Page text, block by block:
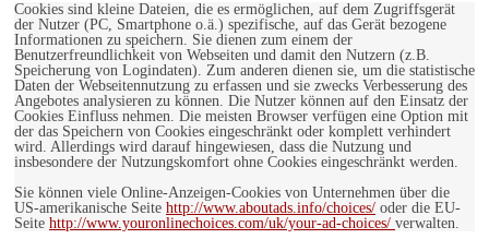
Cookies sind kleine Dateien, die es ermöglichen, auf dem Zugriffsgerät
der Nutzer (PC, Smartphone o.ä.) spezifische, auf das Gerät bezogene
Informationen zu speichern. Sie dienen zum einem der
Benutzerfreundlichkeit von Webseiten und damit den Nutzern (z.B.
Speicherung von Logindaten). Zum anderen dienen sie, um die statistische
Daten der Webseitennutzung zu erfassen und sie zwecks Verbesserung des
Angebotes analysieren zu können. Die Nutzer können auf den Einsatz der
Cookies Einfluss nehmen. Die meisten Browser verfügen eine Option mit
der das Speichern von Cookies eingeschränkt oder komplett verhindert
wird. Allerdings wird darauf hingewiesen, dass die Nutzung und
insbesondere der Nutzungskomfort ohne Cookies eingeschränkt werden.
Sie können viele Online-Anzeigen-Cookies von Unternehmen über die
US-amerikanische Seite http://www.aboutads.info/choices/ oder die EU-
Seite http://www.youronlinechoices.com/uk/your-ad-choices/ verwalten.